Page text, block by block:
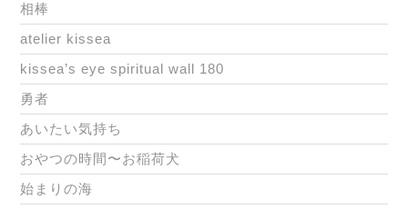
相棒
atelier kissea
kissea’s eye spiritual wall 180
勇者
あいたい気持ち
おやつの時間〜お稲荷犬
始まりの海